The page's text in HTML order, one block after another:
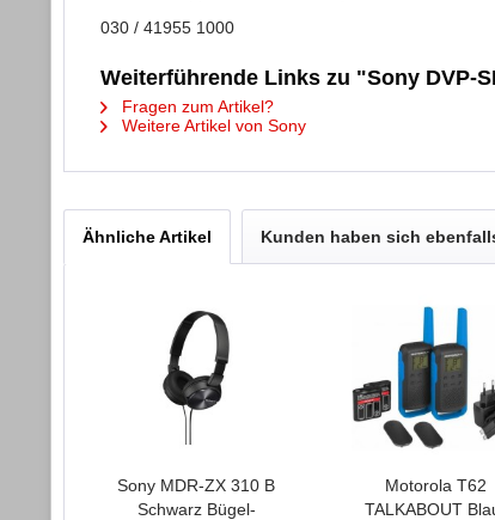
030 / 41955 1000
Weiterführende Links zu "Sony DVP-
Fragen zum Artikel?
Weitere Artikel von Sony
Ähnliche Artikel Kunden haben sich
Sony MDR-ZX 310 B
Schwarz Bügel-
Motorola T62
TALKABOUT